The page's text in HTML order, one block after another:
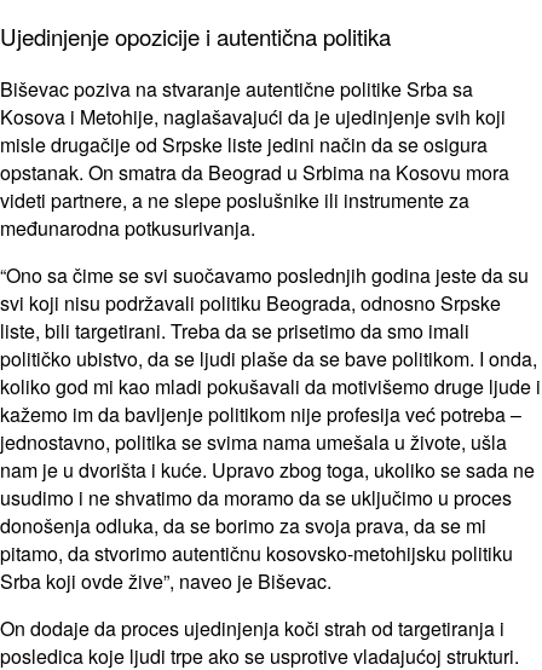
Ujedinjenje opozicije i autentična politika
Biševac poziva na stvaranje autentične politike Srba sa
Kosova i Metohije, naglašavajući da je ujedinjenje svih koji
misle drugačije od Srpske liste jedini način da se osigura
opstanak. On smatra da Beograd u Srbima na Kosovu mora
videti partnere, a ne slepe poslušnike ili instrumente za
međunarodna potkusurivanja.
“Ono sa čime se svi suočavamo poslednjih godina jeste da su
svi koji nisu podržavali politiku Beograda, odnosno Srpske
liste, bili targetirani. Treba da se prisetimo da smo imali
političko ubistvo, da se ljudi plaše da se bave politikom. I onda,
koliko god mi kao mladi pokušavali da motivišemo druge ljude i
kažemo im da bavljenje politikom nije profesija već potreba –
jednostavno, politika se svima nama umešala u živote, ušla
nam je u dvorišta i kuće. Upravo zbog toga, ukoliko se sada ne
usudimo i ne shvatimo da moramo da se uključimo u proces
donošenja odluka, da se borimo za svoja prava, da se mi
pitamo, da stvorimo autentičnu kosovsko-metohijsku politiku
Srba koji ovde žive”, naveo je Biševac.
On dodaje da proces ujedinjenja koči strah od targetiranja i
posledica koje ljudi trpe ako se usprotive vladajućoj strukturi.